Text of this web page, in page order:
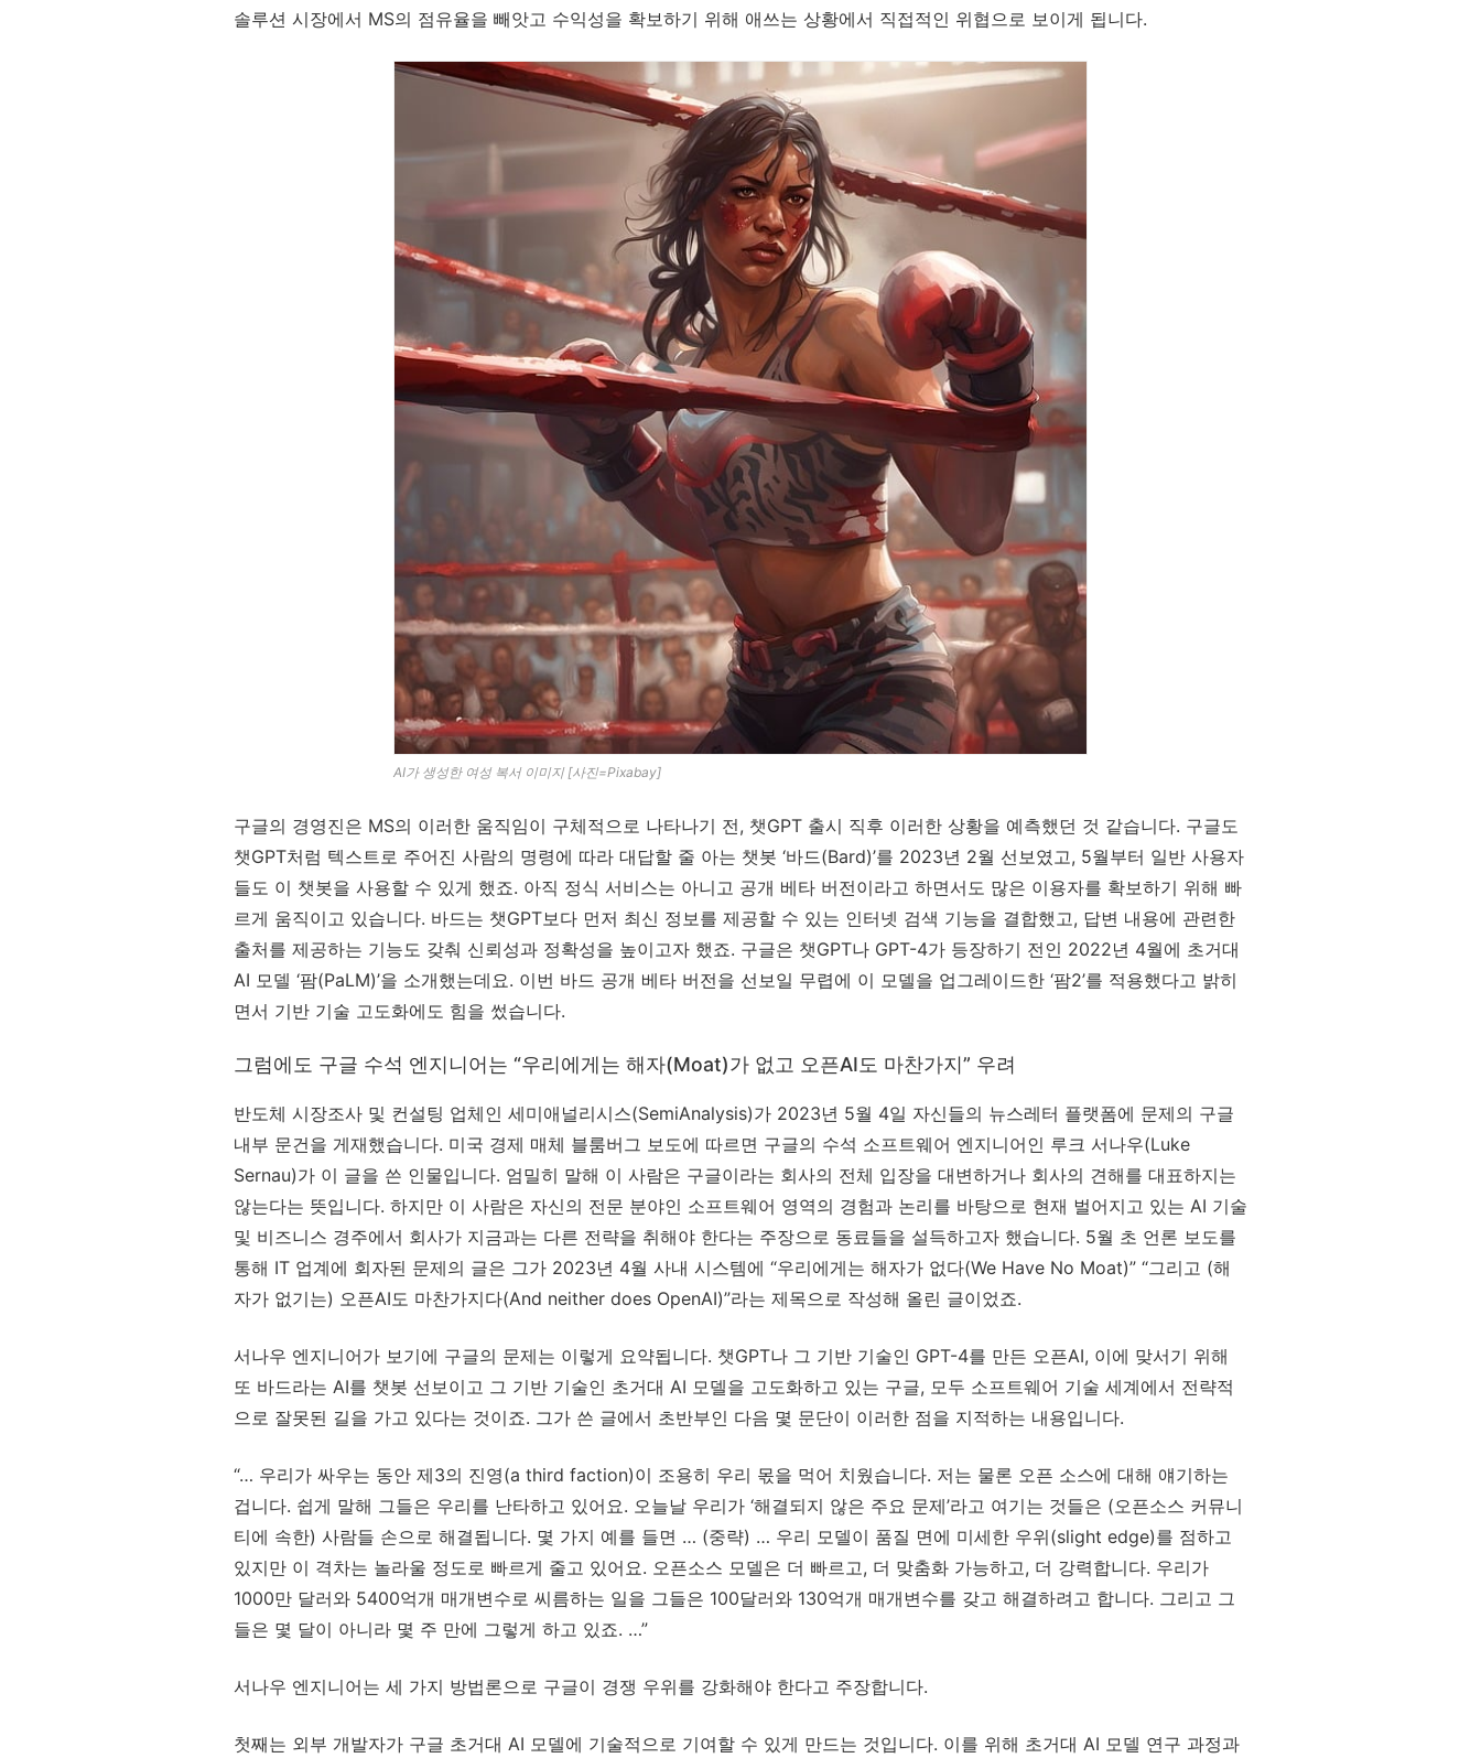
솔루션 시장에서 MS의 점유율을 빼앗고 수익성을 확보하기 위해 애쓰는 상황에서 직접적인 위협으로 보이게 됩니다.
AI가 생성한 여성 복서 이미지 [사진=Pixabay]
구글의 경영진은 MS의 이러한 움직임이 구체적으로 나타나기 전, 챗GPT 출시 직후 이러한 상황을 예측했던 것 같습니다. 구글도
챗GPT처럼 텍스트로 주어진 사람의 명령에 따라 대답할 줄 아는 챗봇 ‘바드(Bard)’를 2023년 2월 선보였고, 5월부터 일반 사용자
들도 이 챗봇을 사용할 수 있게 했죠. 아직 정식 서비스는 아니고 공개 베타 버전이라고 하면서도 많은 이용자를 확보하기 위해 빠
르게 움직이고 있습니다. 바드는 챗GPT보다 먼저 최신 정보를 제공할 수 있는 인터넷 검색 기능을 결합했고, 답변 내용에 관련한
출처를 제공하는 기능도 갖춰 신뢰성과 정확성을 높이고자 했죠. 구글은 챗GPT나 GPT-4가 등장하기 전인 2022년 4월에 초거대
AI 모델 ‘팜(PaLM)’을 소개했는데요. 이번 바드 공개 베타 버전을 선보일 무렵에 이 모델을 업그레이드한 ‘팜2’를 적용했다고 밝히
면서 기반 기술 고도화에도 힘을 썼습니다.
그럼에도 구글 수석 엔지니어는 “우리에게는 해자(Moat)가 없고 오픈AI도 마찬가지” 우려
반도체 시장조사 및 컨설팅 업체인 세미애널리시스(SemiAnalysis)가 2023년 5월 4일 자신들의 뉴스레터 플랫폼에 문제의 구글
내부 문건을 게재했습니다. 미국 경제 매체 블룸버그 보도에 따르면 구글의 수석 소프트웨어 엔지니어인 루크 서나우(Luke
Sernau)가 이 글을 쓴 인물입니다. 엄밀히 말해 이 사람은 구글이라는 회사의 전체 입장을 대변하거나 회사의 견해를 대표하지는
않는다는 뜻입니다. 하지만 이 사람은 자신의 전문 분야인 소프트웨어 영역의 경험과 논리를 바탕으로 현재 벌어지고 있는 AI 기술
및 비즈니스 경주에서 회사가 지금과는 다른 전략을 취해야 한다는 주장으로 동료들을 설득하고자 했습니다. 5월 초 언론 보도를
통해 IT 업계에 회자된 문제의 글은 그가 2023년 4월 사내 시스템에 “우리에게는 해자가 없다(We Have No Moat)” “그리고 (해
자가 없기는) 오픈AI도 마찬가지다(And neither does OpenAI)”라는 제목으로 작성해 올린 글이었죠.
서나우 엔지니어가 보기에 구글의 문제는 이렇게 요약됩니다. 챗GPT나 그 기반 기술인 GPT-4를 만든 오픈AI, 이에 맞서기 위해
또 바드라는 AI를 챗봇 선보이고 그 기반 기술인 초거대 AI 모델을 고도화하고 있는 구글, 모두 소프트웨어 기술 세계에서 전략적
으로 잘못된 길을 가고 있다는 것이죠. 그가 쓴 글에서 초반부인 다음 몇 문단이 이러한 점을 지적하는 내용입니다.
“… 우리가 싸우는 동안 제3의 진영(a third faction)이 조용히 우리 몫을 먹어 치웠습니다. 저는 물론 오픈 소스에 대해 얘기하는
겁니다. 쉽게 말해 그들은 우리를 난타하고 있어요. 오늘날 우리가 ‘해결되지 않은 주요 문제’라고 여기는 것들은 (오픈소스 커뮤니
티에 속한) 사람들 손으로 해결됩니다. 몇 가지 예를 들면 … (중략) … 우리 모델이 품질 면에 미세한 우위(slight edge)를 점하고
있지만 이 격차는 놀라울 정도로 빠르게 줄고 있어요. 오픈소스 모델은 더 빠르고, 더 맞춤화 가능하고, 더 강력합니다. 우리가
1000만 달러와 5400억개 매개변수로 씨름하는 일을 그들은 100달러와 130억개 매개변수를 갖고 해결하려고 합니다. 그리고 그
들은 몇 달이 아니라 몇 주 만에 그렇게 하고 있죠. …”
서나우 엔지니어는 세 가지 방법론으로 구글이 경쟁 우위를 강화해야 한다고 주장합니다.
첫째는 외부 개발자가 구글 초거대 AI 모델에 기술적으로 기여할 수 있게 만드는 것입니다. 이를 위해 초거대 AI 모델 연구 과정과